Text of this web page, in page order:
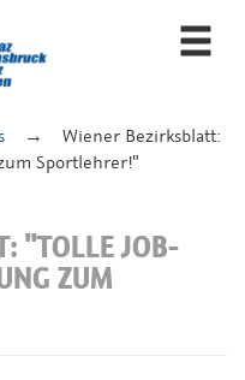
Wiener Bezirksblatt:
Sportlehrer!"
"TOLLE JOB-
ZUM